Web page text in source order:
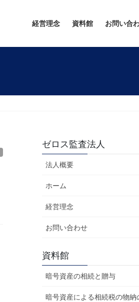
経営理念 資料館 お問い合
ゼロス監査法人
法人概要
ホーム
経営理念
お問い合わせ
資料館
暗号資産の相続と贈与
暗号資産による相続税の物納